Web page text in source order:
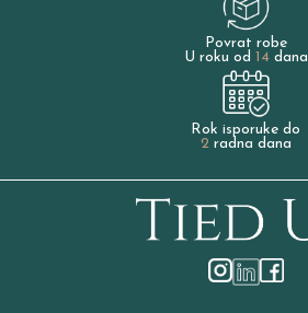
Povrat robe
U roku od 14dana
Rok isporuke do
2radna dana